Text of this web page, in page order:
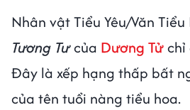
Nhân vật Tiểu Yêu/Văn
Tương Tưcủa Dương Tửchỉ
Đây là xếp hạng thấp bất
của tên tuổi nàng tiểu hoa.